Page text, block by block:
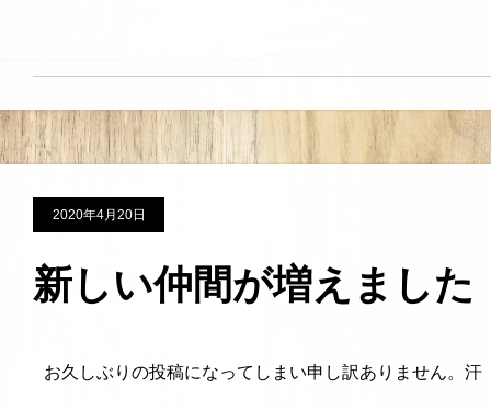
2020年4月20日
新しい仲間が増えました
お久しぶりの投稿になってしまい申し訳ありません。汗